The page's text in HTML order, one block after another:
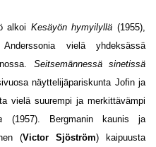
alkoi Kesäyön hymyilyllä(1955),
vielä yhdeksässä
Seitsemännessä sinetissä
näyttelijäpariskunta Jofin ja
vielä suurempi ja merkittävämpi
(1957). Bergmanin kaunis ja
(Victor Sjöström) kaipuusta